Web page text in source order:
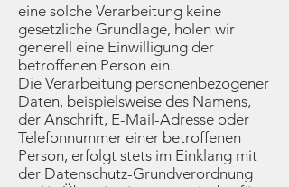
eine solche Verarbeitung keine
gesetzliche Grundlage, holen wir
generell eine Einwilligung der
betroffenen Person ein.
Die Verarbeitung personenbezogener
Daten, beispielsweise des Namens,
der Anschrift, E-Mail-Adresse oder
Telefonnummer einer betroffenen
Person, erfolgt stets im Einklang mit
der Datenschutz-Grundverordnung